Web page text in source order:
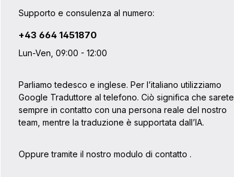
Supporto e consulenza al numero:
+43 664 1451870
Lun-Ven, 09:00 - 12:00
Parliamo tedesco e inglese. Per l’italiano utilizziamo
Google Traduttore al telefono. Ciò significa che sarete
sempre in contatto con una persona reale del nostro
team, mentre la traduzione è supportata dall’IA.
Oppure tramite il nostro modulo di contatto .